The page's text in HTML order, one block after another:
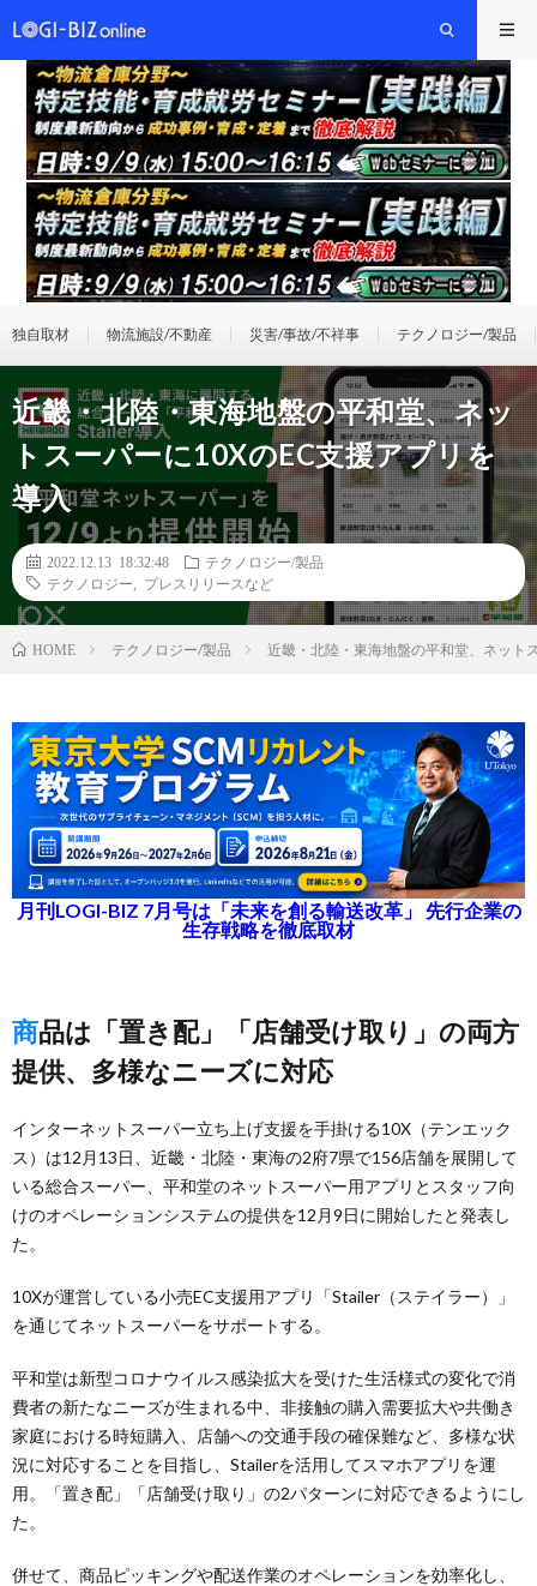
独自取材 物流施設/不動産 災害/事故/不祥事 テクノロジー/製品
近畿・北陸・東海地盤の平和堂、ネッ
トスーパーに10XのEC支援アプリを
導入
2022.12.13 18:32:48
テクノロジー/製品
テクノロジー
プレスリリースなど
HOME テクノロジー/製品 近畿・北陸・東海地盤の平和堂、ネット
月刊LOGI-BIZ 7月号は「未来を創る輸送改革」 先行企業の
生存戦略を徹底取材
商品は「置き配」「店舗受け取り」の両方
提供、多様なニーズに対応
インターネットスーパー立ち上げ支援を手掛ける10X（テンエック
ス）は12月13日、近畿・北陸・東海の2府7県で156店舗を展開して
いる総合スーパー、平和堂のネットスーパー用アプリとスタッフ向
けのオペレーションシステムの提供を12月9日に開始したと発表し
た。
10Xが運営している小売EC支援用アプリ「Stailer（ステイラー）」
を通じてネットスーパーをサポートする。
平和堂は新型コロナウイルス感染拡大を受けた生活様式の変化で消
費者の新たなニーズが生まれる中、非接触の購入需要拡大や共働き
家庭における時短購入、店舗への交通手段の確保難など、多様な状
況に対応することを目指し、Stailerを活用してスマホアプリを運
用。「置き配」「店舗受け取り」の2パターンに対応できるようにし
た。
併せて、商品ピッキングや配送作業のオペレーションを効率化し、